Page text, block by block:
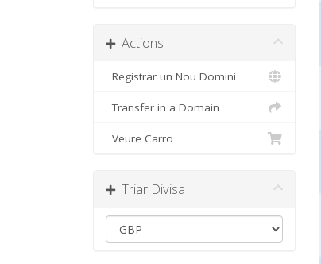
Actions
Registrar un Nou Domini
Transfer in a Domain
Veure Carro
Triar Divisa